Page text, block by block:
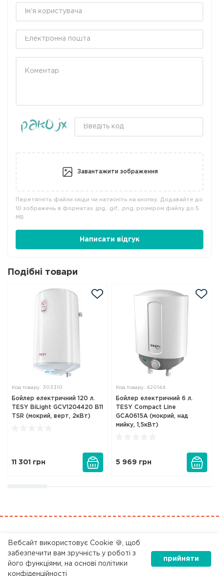
Завантажити зображення
Перетягніть файли сюди чи натисніть на кнопку. Додавайте до
10 зображень в форматах .jpg, .gif, .png, розміром файлу до 5
МБ
Написати відгук
Подібні товари
Код товару: 303310
Бойлер електричний 120 л.
TESY BiLight GCV1204420 B11
TSR (мокрий, верт, 2кВт)
11 301 грн
Код товару: 420144
Бойлер електричний 6 л.
TESY Compact Line
GCA0615A (мокрий, над
мийку, 1,5кВт)
5 969 грн
0 800 200 045
© 2018 — 2026 Всі права захищені, компанія Теплекс
Вебсайт використовує Cookie 🍪, щоб
забезпечити вам зручність у роботі з
його функціями, на основі політики
конфіденційності
прийняти